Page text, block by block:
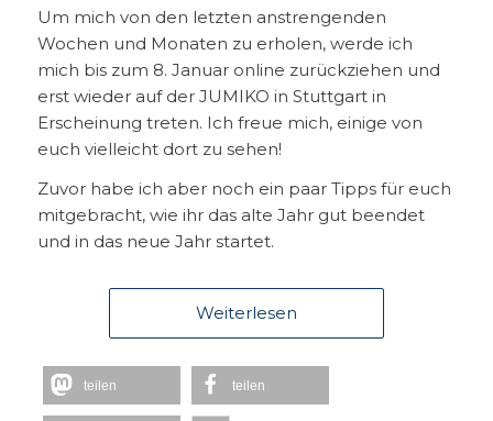
Um mich von den letzten anstrengenden
Wochen und Monaten zu erholen, werde ich
mich bis zum 8. Januar online zurückziehen und
erst wieder auf der JUMIKO in Stuttgart in
Erscheinung treten. Ich freue mich, einige von
euch vielleicht dort zu sehen!
Zuvor habe ich aber noch ein paar Tipps für euch
mitgebracht, wie ihr das alte Jahr gut beendet
und in das neue Jahr startet.
Weiterlesen
teilen teilen